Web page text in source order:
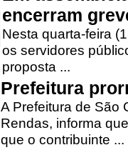
encerram
Nesta quarta-feira
os servidores
proposta ...
Prefeitura
A Prefeitura de São
Rendas, informa
que o contribuinte ...